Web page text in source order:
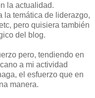
la actualidad.
la temática de liderazgo,
pero quisiera también
del blog.
pero, tendiendo en
a mi actividad
el esfuerzo que en
manera.